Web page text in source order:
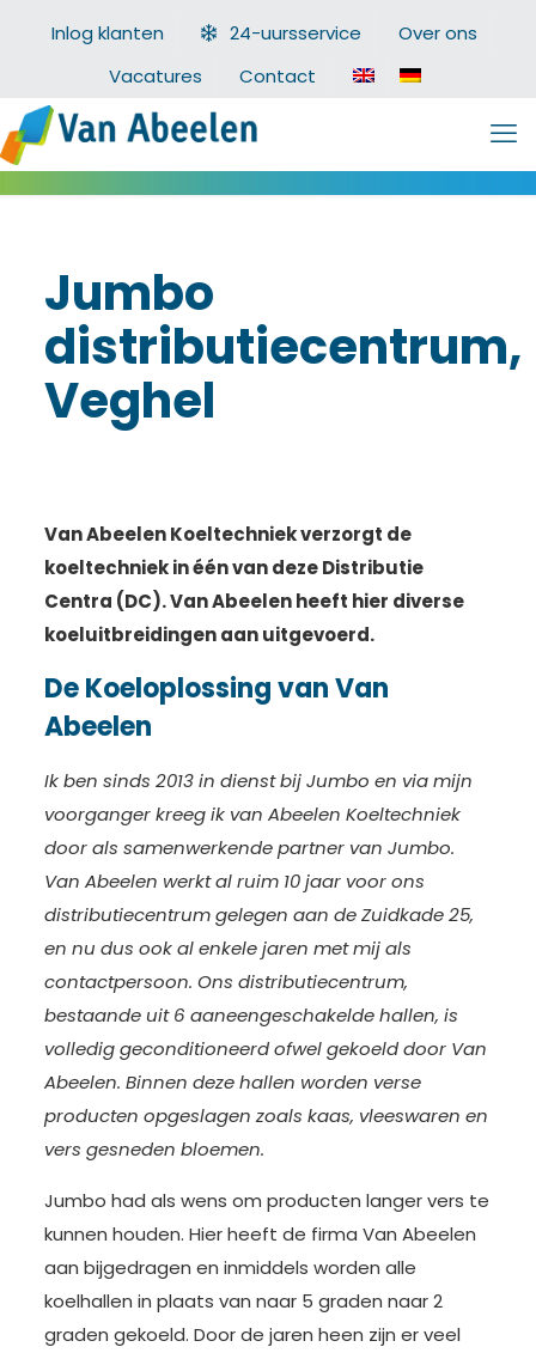
Inlog klanten 24-uursservice
Over ons
Vacatures
Contact
Jumbo
distributiecentrum,
Veghel
Van Abeelen Koeltechniek verzorgt de
koeltechniek in één van deze Distributie
Centra (DC). Van Abeelen heeft hier diverse
koeluitbreidingen aan uitgevoerd.
De Koeloplossing van Van
Abeelen
Ik ben sinds 2013 in dienst bij Jumbo en via mijn
voorganger kreeg ik van Abeelen Koeltechniek
door als samenwerkende partner van Jumbo.
Van Abeelen werkt al ruim 10 jaar voor ons
distributiecentrum gelegen aan de Zuidkade 25,
en nu dus ook al enkele jaren met mij als
contactpersoon. Ons distributiecentrum,
bestaande uit 6 aaneengeschakelde hallen, is
volledig geconditioneerd ofwel gekoeld door Van
Abeelen. Binnen deze hallen worden verse
producten opgeslagen zoals kaas, vleeswaren en
vers gesneden bloemen.
Jumbo had als wens om producten langer vers te
kunnen houden. Hier heeft de firma Van Abeelen
aan bijgedragen en inmiddels worden alle
koelhallen in plaats van naar 5 graden naar 2
graden gekoeld. Door de jaren heen zijn er veel